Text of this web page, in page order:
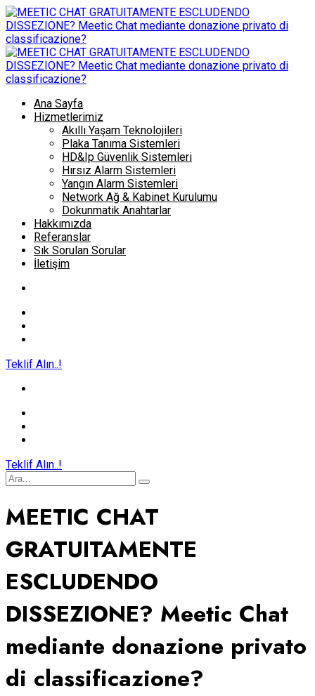
Ana Sayfa
Hizmetlerimiz
Akıllı Yaşam Teknolojileri
Plaka Tanıma Sistemleri
HD&Ip Güvenlik Sistemleri
Hırsız Alarm Sistemleri
Yangın Alarm Sistemleri
Network Ağ & Kabinet Kurulumu
Dokunmatik Anahtarlar
Hakkımızda
Referanslar
Sık Sorulan Sorular
İletişim
Teklif Alın..!
Teklif Alın..!
MEETIC CHAT
GRATUITAMENTE
ESCLUDENDO
DISSEZIONE? Meetic Chat
mediante donazione privato
di classificazione?